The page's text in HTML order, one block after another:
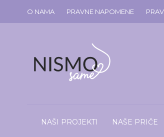
O NAMA PRAVNE NAPOMENE
NAŠI PROJEKTI NAŠE PRIČE